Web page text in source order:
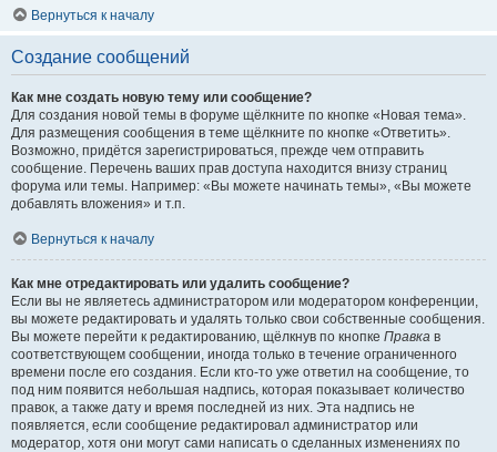
Вернуться к началу
Создание сообщений
Как мне создать новую тему или сообщение?
Для создания новой темы в форуме щёлкните по кнопке «Новая тема».
Для размещения сообщения в теме щёлкните по кнопке «Ответить».
Возможно, придётся зарегистрироваться, прежде чем отправить
сообщение. Перечень ваших прав доступа находится внизу страниц
форума или темы. Например: «Вы можете начинать темы», «Вы можете
добавлять вложения» и т.п.
Вернуться к началу
Как мне отредактировать или удалить сообщение?
Если вы не являетесь администратором или модератором конференции,
вы можете редактировать и удалять только свои собственные сообщения.
Вы можете перейти к редактированию, щёлкнув по кнопке Правка в
соответствующем сообщении, иногда только в течение ограниченного
времени после его создания. Если кто-то уже ответил на сообщение, то
под ним появится небольшая надпись, которая показывает количество
правок, а также дату и время последней из них. Эта надпись не
появляется, если сообщение редактировал администратор или
модератор, хотя они могут сами написать о сделанных изменениях по